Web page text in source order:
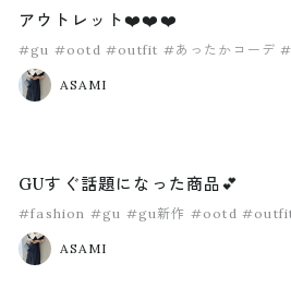
アウトレット❤️❤️❤️
#gu #ootd #outfit #あったかコーデ
ASAMI
GUすぐ話題になった商品💕
#fashion #gu #gu新作 #ootd
ASAMI